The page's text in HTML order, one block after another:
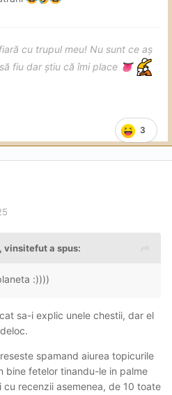
3
cu trupul meu! Nu sunt ce aș
fiu dar știu că îmi place 👅
vinsitefuta spus:
:))))
sa-i explic unele chestii, dar el
spamand aiurea topicurile
bine fetelor tinandu-le in palme
recenzii asemenea, de 10 toate